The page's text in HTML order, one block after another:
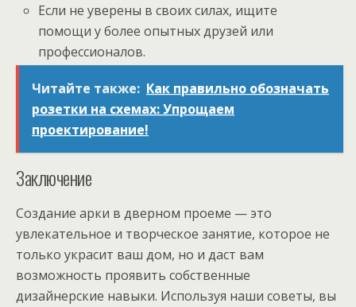
Если не уверены в своих силах, ищите
помощи у более опытных друзей или
профессионалов.
Читайте также: Как правильно обозначать
розетки на схемах: Упрощаем
проектирование!
Заключение
Создание арки в дверном проеме — это
увлекательное и творческое занятие, которое не
только украсит ваш дом, но и даст вам
возможность проявить собственные
дизайнерские навыки. Используя наши советы, вы